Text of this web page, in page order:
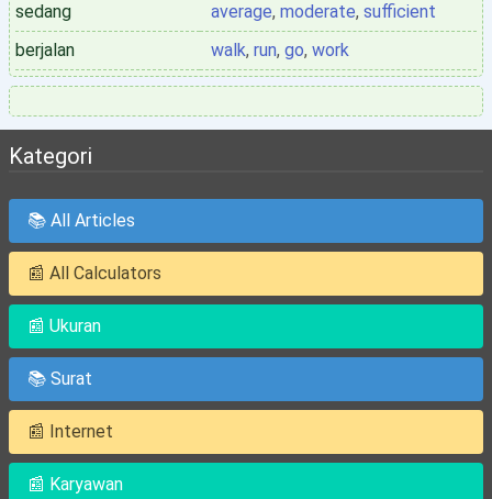
sedang
average, moderate, sufficient
berjalan
walk, run, go, work
Kategori
📚 All Articles
📰 All Calculators
📰 Ukuran
📚 Surat
📰 Internet
📰 Karyawan